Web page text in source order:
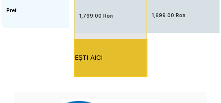
Pret
1,799.00 Ron
EŞTI AICI
1,699.00 Ron